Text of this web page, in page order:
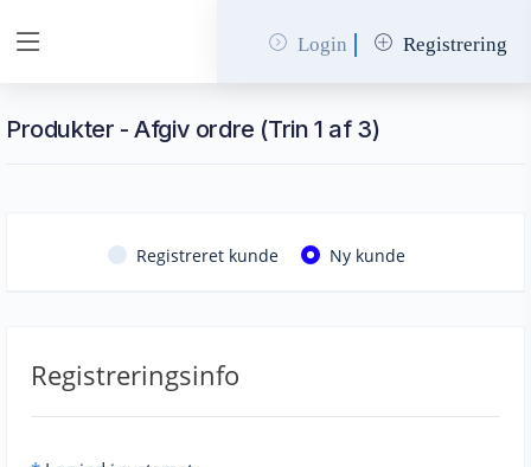
Login Registrering
Produkter - Afgiv ordre (Trin 1 af 3)
Registreret kunde Ny kunde
Registreringsinfo